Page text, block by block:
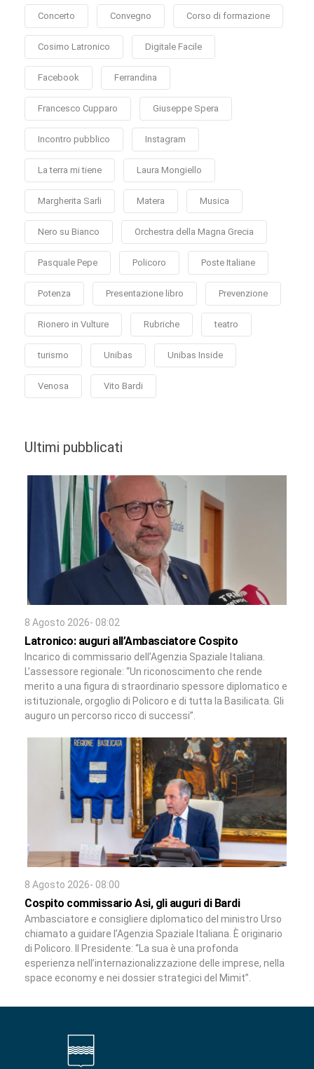
Concerto Convegno Corso di formazione
Cosimo Latronico Digitale Facile
Facebook Ferrandina
Francesco Cupparo Giuseppe Spera
Incontro pubblico Instagram
La terra mi tiene Laura Mongiello
Margherita Sarli Matera Musica
Nero su Bianco Orchestra della Magna Grecia
Pasquale Pepe Policoro Poste Italiane
Potenza Presentazione libro Prevenzione
Rionero in Vulture Rubriche teatro
turismo Unibas Unibas Inside
Venosa Vito Bardi
Ultimi pubblicati
8 Agosto 2026- 08:02
Latronico: auguri all’Ambasciatore Cospito
Incarico di commissario dell’Agenzia Spaziale Italiana.
L’assessore regionale: “Un riconoscimento che rende
merito a una figura di straordinario spessore diplomatico e
istituzionale, orgoglio di Policoro e di tutta la Basilicata. Gli
auguro un percorso ricco di successi”.
8 Agosto 2026- 08:00
Cospito commissario Asi, gli auguri di Bardi
Ambasciatore e consigliere diplomatico del ministro Urso
chiamato a guidare l’Agenzia Spaziale Italiana. È originario
di Policoro. Il Presidente: “La sua è una profonda
esperienza nell’internazionalizzazione delle imprese, nella
space economy e nei dossier strategici del Mimit”.